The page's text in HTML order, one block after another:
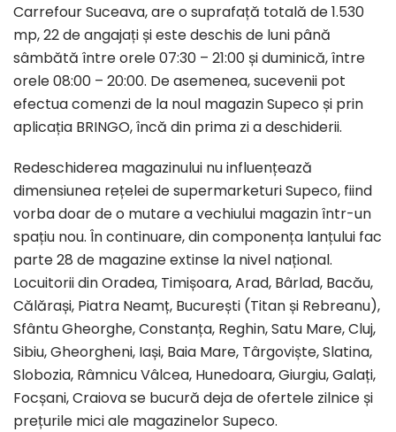
Carrefour Suceava, are o suprafață totală de 1.530
mp, 22 de angajați și este deschis de luni până
sâmbătă între orele 07:30 – 21:00 și duminică, între
orele 08:00 – 20:00. De asemenea, sucevenii pot
efectua comenzi de la noul magazin Supeco și prin
aplicația BRINGO, încă din prima zi a deschiderii.
Redeschiderea magazinului nu influențează
dimensiunea rețelei de supermarketuri Supeco, fiind
vorba doar de o mutare a vechiului magazin într-un
spațiu nou. În continuare, din componența lanțului fac
parte 28 de magazine extinse la nivel național.
Locuitorii din Oradea, Timișoara, Arad, Bârlad, Bacău,
Călărași, Piatra Neamț, București (Titan și Rebreanu),
Sfântu Gheorghe, Constanța, Reghin, Satu Mare, Cluj,
Sibiu, Gheorgheni, Iași, Baia Mare, Târgoviște, Slatina,
Slobozia, Râmnicu Vâlcea, Hunedoara, Giurgiu, Galați,
Focșani, Craiova se bucură deja de ofertele zilnice și
prețurile mici ale magazinelor Supeco.